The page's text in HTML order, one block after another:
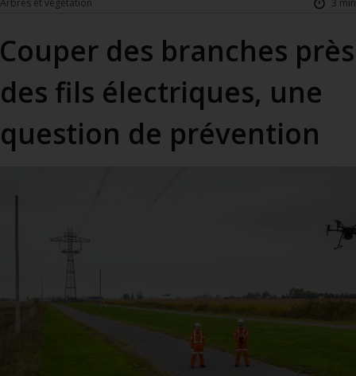
Arbres et végétation 3 min
Couper des branches près
des fils électriques, une
question de prévention